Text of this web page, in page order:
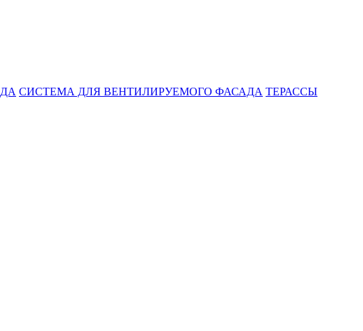
СИСТЕМА ДЛЯ ВЕНТИЛИРУЕМОГО ФАСАДА ТЕРАССЫ